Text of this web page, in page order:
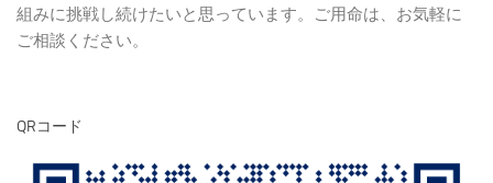
組みに挑戦し続けたいと思っています。ご用命は、お気軽に
ご相談ください。
QRコード